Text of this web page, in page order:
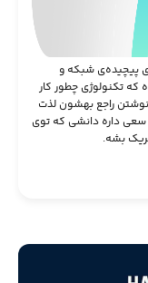
پیچیده‌ی شبکه و
تکنولوژی چطور کار
نوشتن راجع بهشون لذت
داره دانشی که توی
بشه.